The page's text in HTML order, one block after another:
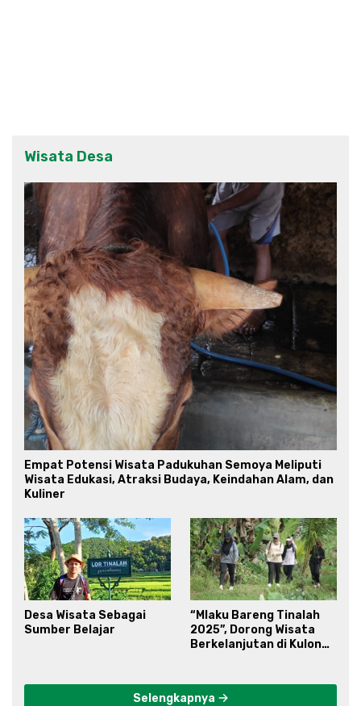
Wisata Desa
Empat Potensi Wisata Padukuhan Semoya Meliputi
Wisata Edukasi, Atraksi Budaya, Keindahan Alam, dan
Kuliner
Desa Wisata Sebagai
Sumber Belajar
“Mlaku Bareng Tinalah
2025”, Dorong Wisata
Berkelanjutan di Kulon
Selengkapnya